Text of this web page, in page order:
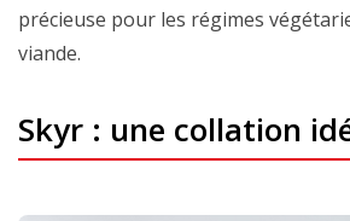
précieuse pour les régimes
viande.
Skyr : une collation